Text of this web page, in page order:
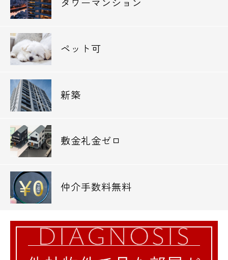
タワーマンション
ペット可
新築
敷金礼金ゼロ
仲介手数料無料